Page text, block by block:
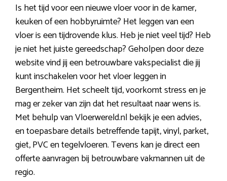
Is het tijd voor een nieuwe vloer voor in de kamer,
keuken of een hobbyruimte? Het leggen van een
vloer is een tijdrovende klus. Heb je niet veel tijd? Heb
je niet het juiste gereedschap? Geholpen door deze
website vind jij een betrouwbare vakspecialist die jij
kunt inschakelen voor het vloer leggen in
Bergentheim. Het scheelt tijd, voorkomt stress en je
mag er zeker van zijn dat het resultaat naar wens is.
Met behulp van Vloerwereld.nl bekijk je een advies,
en toepasbare details betreffende tapijt, vinyl, parket,
giet, PVC en tegelvloeren. Tevens kan je direct een
offerte aanvragen bij betrouwbare vakmannen uit de
regio.